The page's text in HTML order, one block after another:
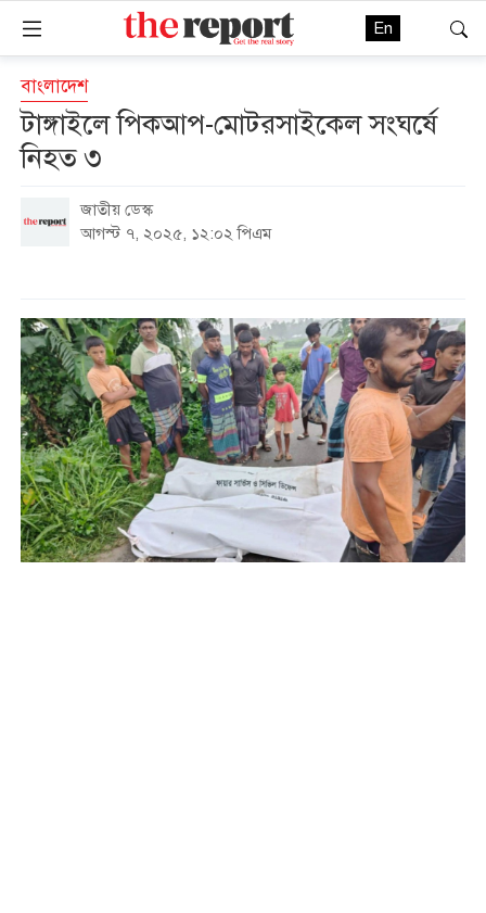
En
বাংলাদেশ
টাঙ্গাইলে পিকআপ-মোটরসাইকেল সংঘর্ষে
নিহত ৩
জাতীয় ডেস্ক
আগস্ট ৭, ২০২৫, ১২:০২ পিএম